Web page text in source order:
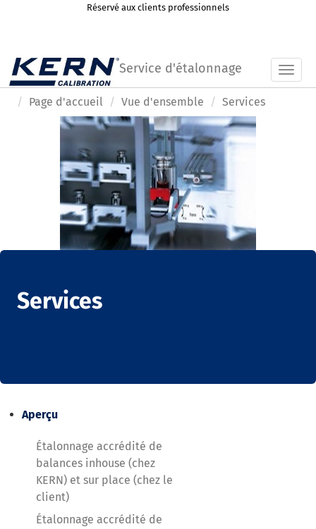
Réservé aux clients professionnels
Service d'étalonnage
Page d'accueil Vue d'ensemble Services
Services
Aperçu
Étalonnage accrédité de
balances inhouse (chez
KERN) et sur place (chez le
client)
Étalonnage accrédité de